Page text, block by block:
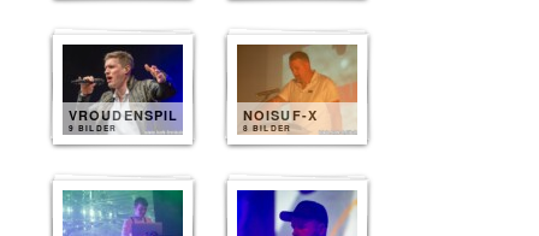
VROUDENSPIL
9 BILDER
NOISUF-X
8 BILDER